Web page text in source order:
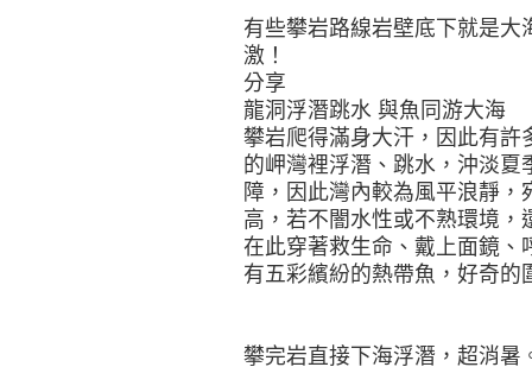
有些攀岩路線岩壁底下就是
激！
分享
龍洞浮潛跳水 與魚同游大海
攀岩爬得滿身大汗，因此有許
的岬灣裡浮潛、跳水，沖淡
障，因此灣內較為風平浪靜
高，若不闇水性或不熟環境
在此穿著救生命、戴上面鏡、
有五彩繽紛的熱帶魚，好奇的
攀完岩直接下海浮潛，超消暑